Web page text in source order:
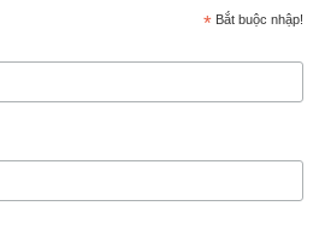
* Bắt buộc nhập!